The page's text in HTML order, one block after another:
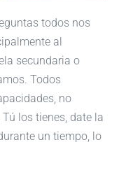
todos nos
al
secundaria o
Todos
no
los tienes, date la
un tiempo, lo